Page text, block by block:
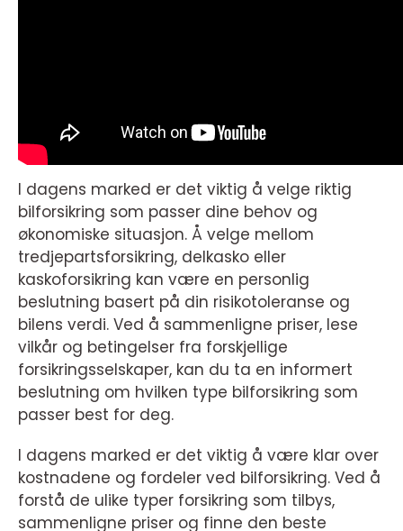
I dagens marked er det viktig å velge riktig
bilforsikring som passer dine behov og
økonomiske situasjon. Å velge mellom
tredjepartsforsikring, delkasko eller
kaskoforsikring kan være en personlig
beslutning basert på din risikotoleranse og
bilens verdi. Ved å sammenligne priser, lese
vilkår og betingelser fra forskjellige
forsikringsselskaper, kan du ta en informert
beslutning om hvilken type bilforsikring som
passer best for deg.
I dagens marked er det viktig å være klar over
kostnadene og fordeler ved bilforsikring. Ved å
forstå de ulike typer forsikring som tilbys,
sammenligne priser og finne den beste